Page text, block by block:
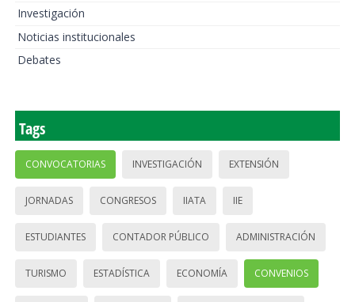
Investigación
Noticias institucionales
Debates
Tags
CONVOCATORIAS INVESTIGACIÓN EXTENSIÓN
JORNADAS CONGRESOS IIATA IIE
ESTUDIANTES CONTADOR PÚBLICO ADMINISTRACIÓN
TURISMO ESTADÍSTICA ECONOMÍA CONVENIOS